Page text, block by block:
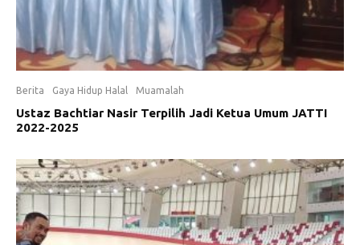
Berita Gaya Hidup Halal Muamalah
Ustaz Bachtiar Nasir Terpilih Jadi Ketua Umum JATTI
2022-2025